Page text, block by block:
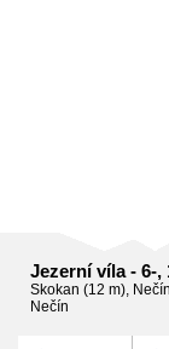
Jezerní víla - 6-,
Skokan (12 m),
Nečín